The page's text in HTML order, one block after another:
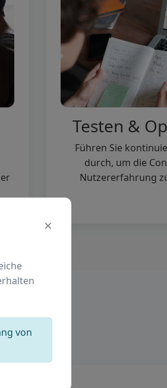
Testen &
Führen Sie
durch, um die
Nutzererfahrung
×
von